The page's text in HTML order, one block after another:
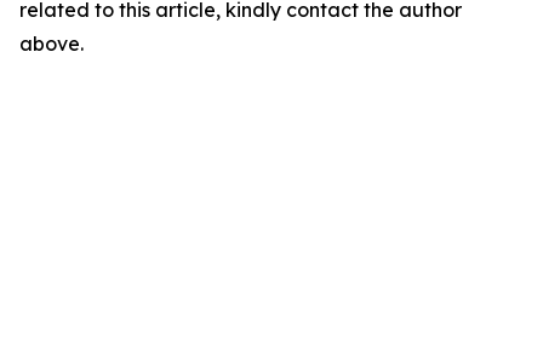
related to this article, kindly contact the author
above.